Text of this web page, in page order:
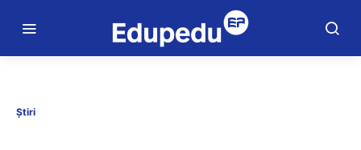
Știri